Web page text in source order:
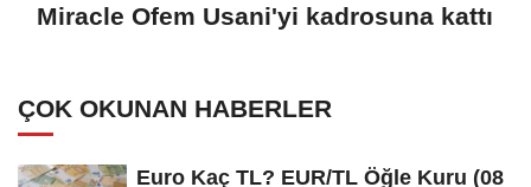
Miracle Ofem Usani'yi kadrosuna kattı
ÇOK OKUNAN HABERLER
Euro Kaç TL? EUR/TL Öğle Kuru (08